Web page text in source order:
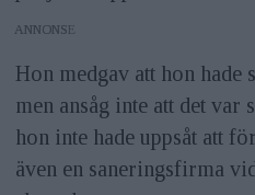
ANNONS
Hon medgav att hon hade
men ansåg inte att det var
hon inte hade uppsåt att
även en saneringsfirma